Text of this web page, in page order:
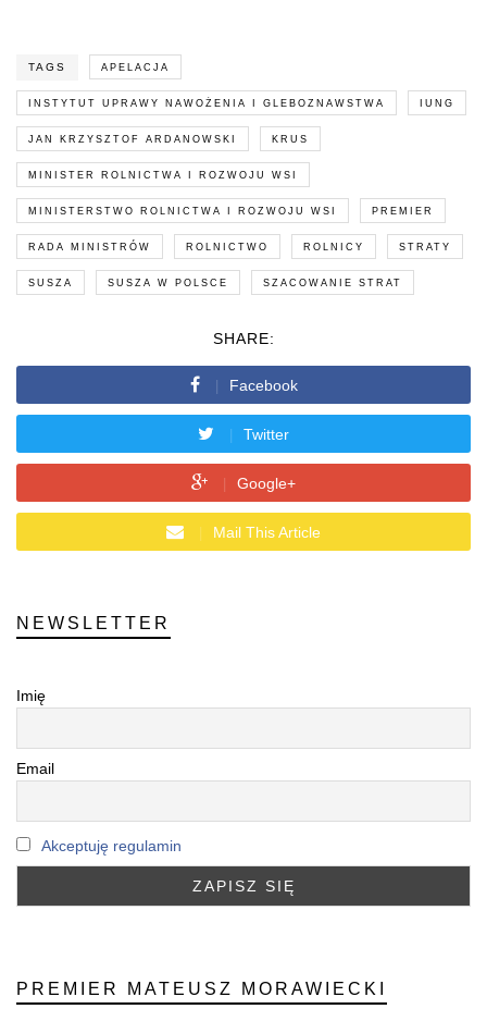
TAGS APELACJA
INSTYTUT UPRAWY NAWOŻENIA I GLEBOZNAWSTWA IUNG
JAN KRZYSZTOF ARDANOWSKI KRUS
MINISTER ROLNICTWA I ROZWOJU WSI
MINISTERSTWO ROLNICTWA I ROZWOJU WSI PREMIER
RADA MINISTRÓW ROLNICTWO ROLNICY STRATY
SUSZA SUSZA W POLSCE SZACOWANIE STRAT
SHARE:
Facebook
Twitter
Google+
Mail This Article
NEWSLETTER
Imię
Email
Akceptuję regulamin
PREMIER MATEUSZ MORAWIECKI